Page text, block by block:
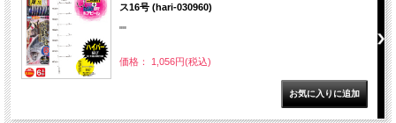
ス16号 (hari-030960)
""
価格： 1,056円(税込)